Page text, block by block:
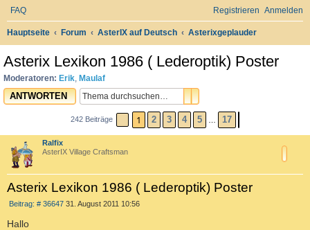
FAQ Anmelden
Registrieren
Hauptseite Forum AsterIX auf Deutsch Asterixgeplauder
Asterix Lexikon 1986 ( Lederoptik) Poster
Moderatoren: Erik, Maulaf
ANTWORTEN SUCHE
ERWEITERTE SUCHE
242 Beiträge SEITE1 VON17
1 2 3 4 5 … 17
Ralfix
AsterIX Village Craftsman
Asterix Lexikon 1986 ( Lederoptik) Poster
Beitrag: # 36647B31. August 2011 10:56
Hallo